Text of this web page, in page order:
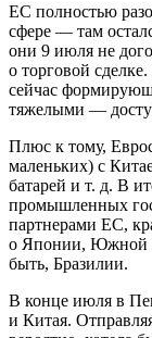
ЕС полностью
сфере — там
они 9 июля не
о торговой
сейчас
тяжелыми —
Плюс к тому,
маленьких) с
батарей и т. д. В
промышленных
партнерами ЕС,
о Японии, Южной
быть, Бразилии.
В конце июля в
и Китая.